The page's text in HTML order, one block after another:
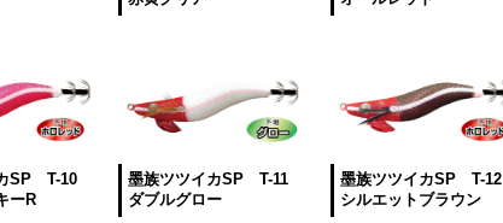
SP T-10
ーR
墨族ツツイカSP T-11
ダブルグロー
墨族ツツイカSP T-12
シルエットブラウン